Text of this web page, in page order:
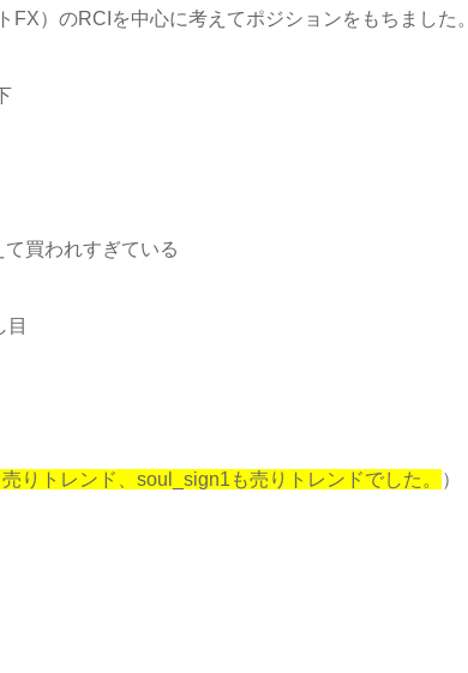
FX）のRCIを中心に考えてポジションをもちました。
買われすぎている
目
りトレンド、soul_sign1も売りトレンドでした。 ）